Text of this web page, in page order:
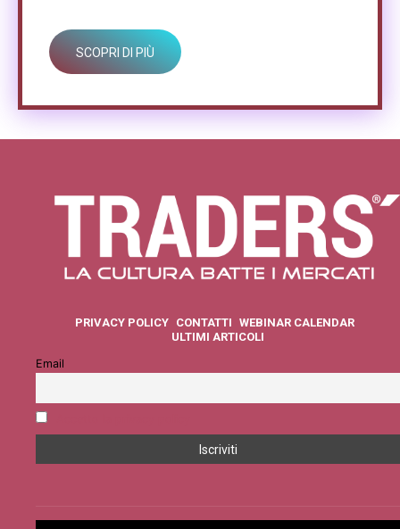
SCOPRI DI PIÙ
PRIVACY POLICY CONTATTI WEBINAR CALENDAR
ULTIMI ARTICOLI
Email